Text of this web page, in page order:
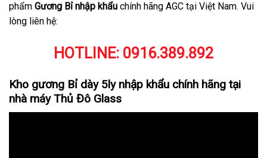
phẩm Gương Bỉ nhập khẩu chính hãng AGC tại Việt Nam. Vui
lòng liên hệ:
HOTLINE: 0916.389.892
Kho gương Bỉ dày 5ly nhập khẩu chính hãng tại
nhà máy Thủ Đô Glass